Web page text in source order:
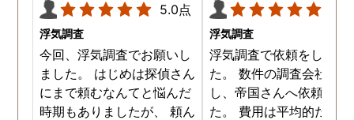
5.0点
浮気調査
今回、浮気調査でお願いし
ました。 はじめは探偵さん
にまで頼むなんてと悩んだ
時期もありましたが、 頼ん
浮気調査
浮気調査で依頼をしまし
た。 数件の調査会社へ
し、帝国さんへ依頼しま
た。 費用は平均的だと